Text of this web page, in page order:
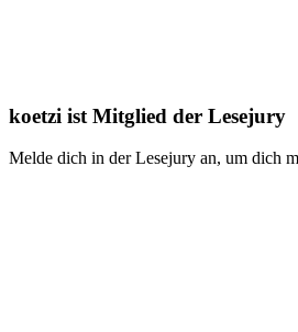
koetzi ist Mitglied der Lesejury
Melde dich in der Lesejury an, um dich